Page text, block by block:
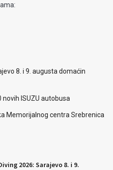
8. i 9. augusta domaćin
ISUZU autobusa
Memorijalnog centra Srebrenica
2026: Sarajevo 8. i 9.